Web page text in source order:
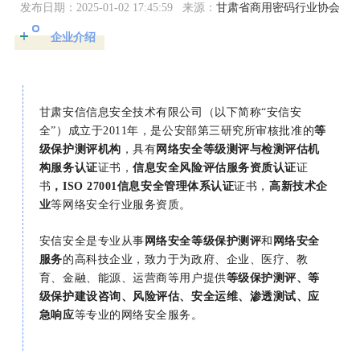
发布日期： 2025-01-02 17:45:59 来源： 甘肃省商用密码行业协会
企业介绍
甘肃安信信息安全技术有限公司（以下简称“安信安
全”）成立于2011年，是公安部第三研究所审核批准的等
级保护测评机构 ，具有网络安全等级测评与检测评估机
构服务认证证书，信息安全风险评估服务资质认证证
书 ，ISO 27001信息安全管理体系认证证书， 高新技术企
业等网络安全行业服务资质。
安信安全是专业从事 网络安全等级保护测评和 网络安全
服务的高科技企业，致力于为政府、企业、医疗、教
育、金融、能源、运营商等用户提供等级保护测评、等
级保护建设咨询、风险评估、安全运维、渗透测试、应
急响应等专业的网络安全服务。